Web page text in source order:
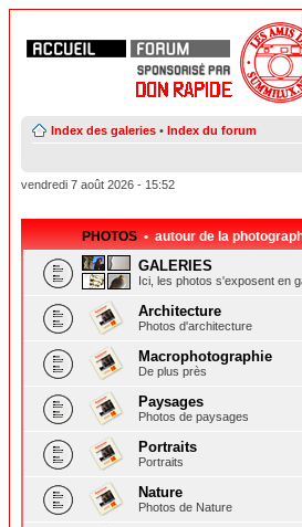
Index des galeries • Index du forum
vendredi 7 août 2026 - 15:52
PHOTOS • autour de la
GALERIES
Ici, les photos s'exposent en
Architecture
Photos d'architecture
Macrophotographie
De plus près
Paysages
Photos de paysages
Portraits
Portraits
Nature
Photos de Nature